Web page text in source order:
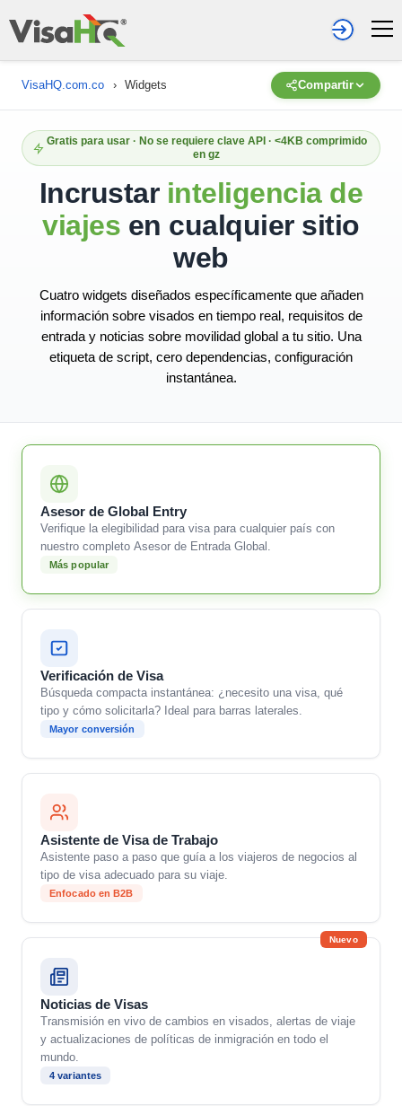
VisaHQ.com.co › Widgets Compartir
Gratis para usar · No se requiere clave API · <4KB comprimido
en gz
Incrustar inteligencia de
viajes en cualquier sitio
web
Cuatro widgets diseñados específicamente que añaden
información sobre visados en tiempo real, requisitos de
entrada y noticias sobre movilidad global a tu sitio. Una
etiqueta de script, cero dependencias, configuración
instantánea.
Asesor de Global Entry
Verifique la elegibilidad para visa para cualquier país con
nuestro completo Asesor de Entrada Global.
Más popular
Verificación de Visa
Búsqueda compacta instantánea: ¿necesito una visa, qué
tipo y cómo solicitarla? Ideal para barras laterales.
Mayor conversión
Asistente de Visa de Trabajo
Asistente paso a paso que guía a los viajeros de negocios al
tipo de visa adecuado para su viaje.
Enfocado en B2B
Nuevo
Noticias de Visas
Transmisión en vivo de cambios en visados, alertas de viaje
y actualizaciones de políticas de inmigración en todo el
mundo.
4 variantes